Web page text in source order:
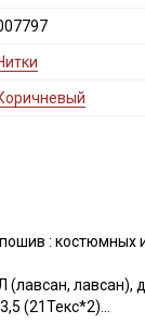
: костюмных
лавсан),
(21Текс*2)